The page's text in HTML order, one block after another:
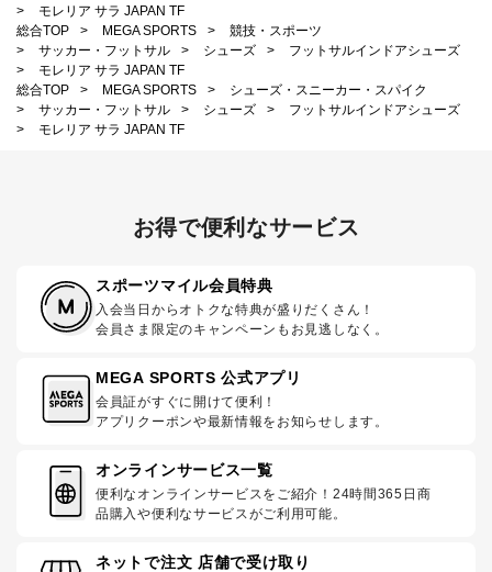
>
モレリア サラ JAPAN TF
総合TOP
> MEGA SPORTS >
競技・スポーツ
>
サッカー・フットサル > シューズ >
フットサルインドアシューズ
>
モレリア サラ JAPAN TF
総合TOP
> MEGA SPORTS >
シューズ・スニーカー・スパイク
>
サッカー・フットサル > シューズ >
フットサルインドアシューズ
>
モレリア サラ JAPAN TF
お得で便利なサービス
スポーツマイル会員特典
入会当日からオトクな特典が盛りだくさん！
会員さま限定のキャンペーンもお見逃しなく。
MEGA SPORTS 公式アプリ
会員証がすぐに開けて便利！
アプリクーポンや最新情報をお知らせします。
オンラインサービス一覧
便利なオンラインサービスをご紹介！24時間365日商
品購入や便利なサービスがご利用可能。
ネットで注文 店舗で受け取り